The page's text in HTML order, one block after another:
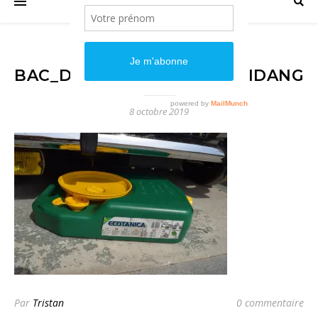
BAC_DE_RÉCUPÉRATION_VIDANGE
8 octobre 2019
Par Tristan 0 commentaire